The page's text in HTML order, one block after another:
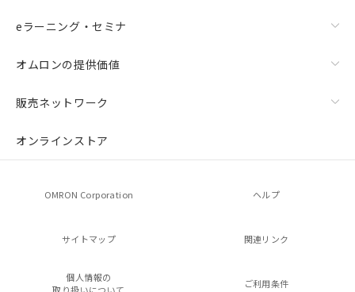
eラーニング・セミナ
オムロンの提供価値
販売ネットワーク
オンラインストア
OMRON Corporation ヘルプ
サイトマップ 関連リンク
個人情報の
ご利用条件